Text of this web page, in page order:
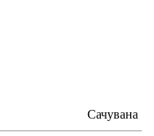
Сачувана